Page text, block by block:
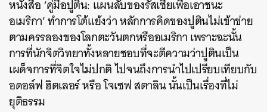
หนังสือ ‘คู่มือปูติน: แผนลับของรัสเซียเพื่อเอาชนะ
อเมริกา’ ทำการโต้แย้งว่า หลักการคิดของปูตินไม่เข้าข่าย
ตามครรลองของโลกตะวันตกหรืออเมริกา เพราะฉะนั้น
การที่นักจิตวิทยาทั้งหลายชอบที่จะตีความว่าปูตินเป็น
เผด็จการที่จิตใจไม่ปกติ ไปจนถึงการนำไปเปรียบเทียบกับ
อดอล์ฟ ฮิตเลอร์ หรือ โจเซฟ สตาลิน นั้นเป็นเรื่องที่ไม่
ยุติธรรม
SHARE TWEET LINE EMAIL